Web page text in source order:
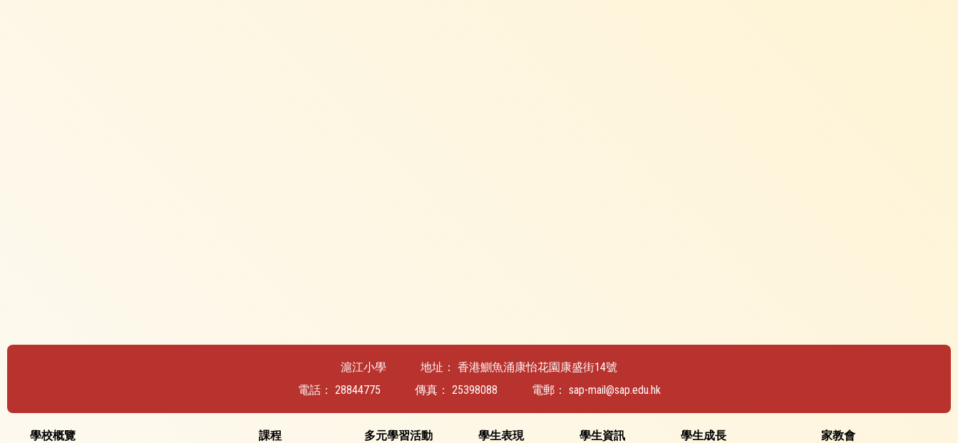
滬江小學 地址： 香港鰂魚涌康怡花園康盛街14號
電話： 28844775 傳真： 25398088 電郵： sap-mail@sap.edu.hk
學校概覽 課程 多元學習活動 學生表現 學生資訊 學生成長 家教會